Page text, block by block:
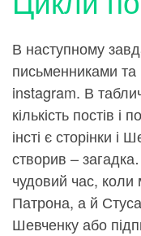
В наступному
письменниками та
instagram. В
кількість постів
інсті є сторінки
створив –
чудовий час,
Патрона, а й
Шевченку або